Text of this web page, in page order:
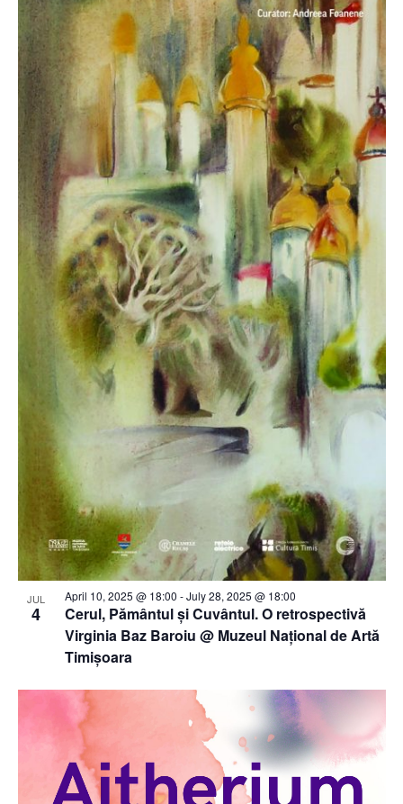
JUL
4
Cerul, Pământul și Cuvântul. O retrospectivă
Virginia Baz Baroiu @ Muzeul Național de Artă
Timișoara
April 10, 2025 @ 18:00 -July 28, 2025 @ 18:00